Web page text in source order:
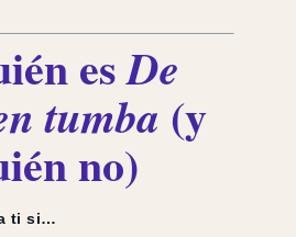
esDe
tumba (y
no)
ti si…